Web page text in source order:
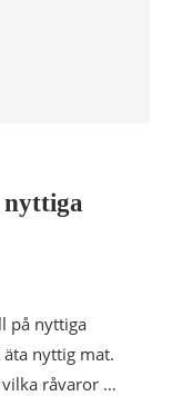
nyttiga
på nyttiga
äta nyttig mat.
råvaror …